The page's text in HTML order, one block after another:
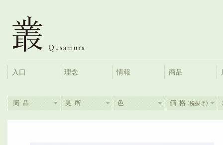
入口 理念 情報 商品